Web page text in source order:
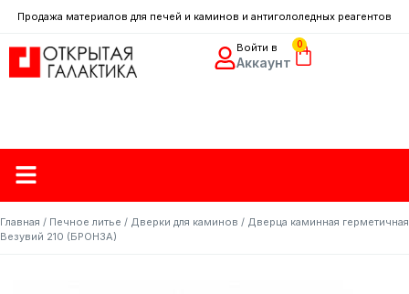
Продажа материалов для печей и каминов и антигололедных реагентов
Войти в
Аккаунт
0
Главная / Печное литье / Дверки для каминов / Дверца каминная герметичная
Везувий 210 (БРОНЗА)